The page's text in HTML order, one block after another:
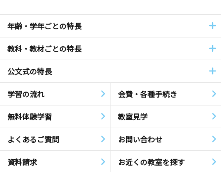
年齢・学年ごとの特長
教科・教材ごとの特長
公文式の特長
学習の流れ 会費・各種手続き
無料体験学習 教室見学
よくあるご質問 お問い合わせ
資料請求 お近くの教室を探す